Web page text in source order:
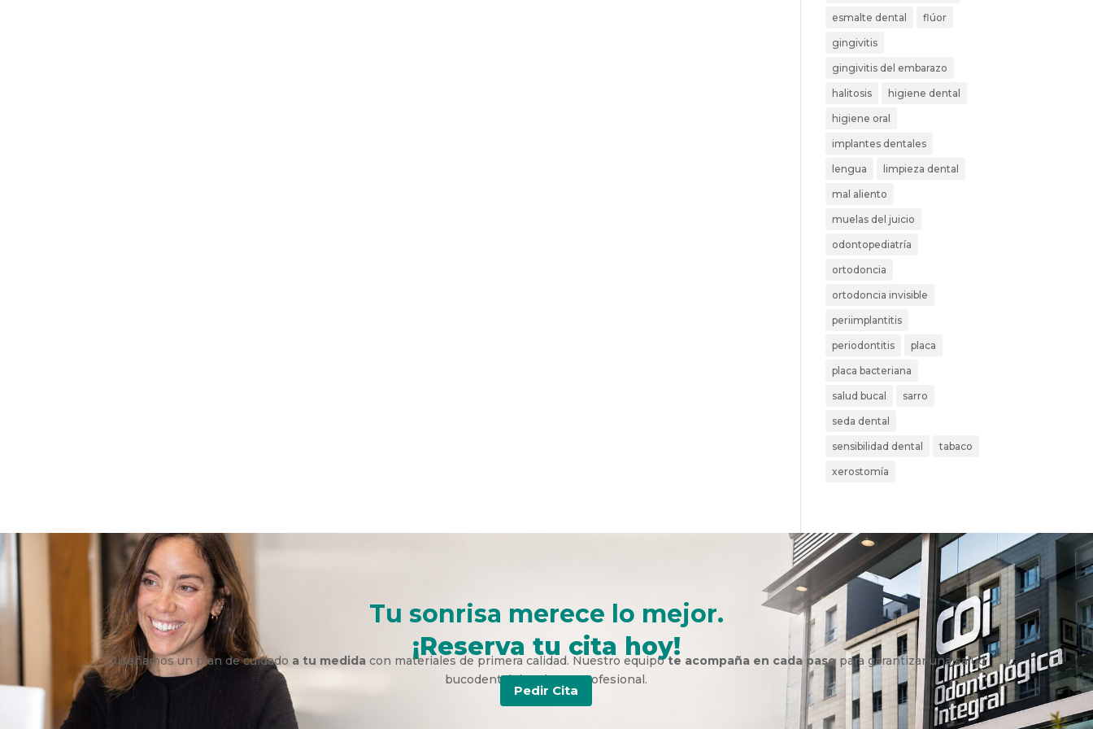
esmalte dental flúor
gingivitis
gingivitis del embarazo
halitosis higiene dental
higiene oral
implantes dentales
lengua limpieza dental
mal aliento
muelas del juicio
odontopediatría
ortodoncia
ortodoncia invisible
periimplantitis
periodontitis placa
placa bacteriana
salud bucal sarro
seda dental
sensibilidad dental tabaco
xerostomía
Tu sonrisa merece lo mejor.
¡Reserva tu cita hoy!
Diseñamos un plan de cuidado a tu medidacon materiales de primera calidad. Nuestro equipote acompaña en cada pasopara garantizar una salud
bucodental duradera y profesional.
Pedir Cita